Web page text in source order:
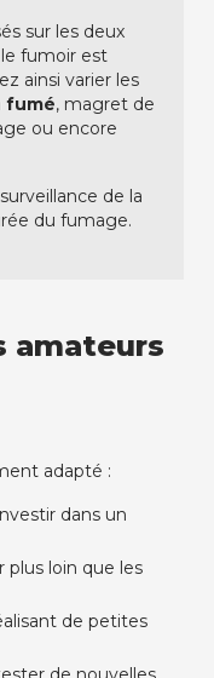
sur les deux
fumoir est
ainsi varier les
fumé, magret de
ou encore
de la
du fumage.
amateurs
adapté :
dans un
plus loin que les
de petites